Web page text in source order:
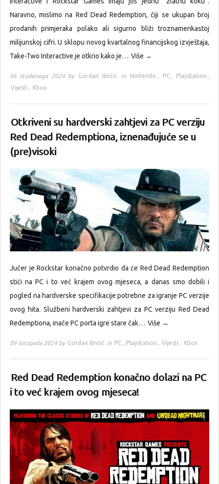
Naravno, mislimo na Red Dead Redemption, čiji se ukupan broj
prodanih primjeraka polako ali sigurno bliži troznamenkastoj
milijunskoj cifri. U sklopu novog kvartalnog financijskog izvještaja,
Take-Two Interactive je otkrio kako je… Više →
06 studenoga 2024 by Gordan Ilinčić in Nintendo , PC , Playstation ,
Vijesti , Xbox
Otkriveni su hardverski zahtjevi za PC verziju
Red Dead Redemptiona, iznenađujuće se u
(pre)visoki
Jučer je Rockstar konačno potvrdio da će Red Dead Redemption
stići na PC i to već krajem ovog mjeseca, a danas smo dobili i
pogled na hardverske specifikacije potrebne za igranje PC verzije
ovog hita. Službeni hardverski zahtjevi za PC verziju Red Dead
Redemptiona, inače PC porta igre stare čak… Više →
09 listopada 2024 by Gordan Ilinčić in PC , Playstation , Vijesti , Xbox
Red Dead Redemption konačno dolazi na PC
i to već krajem ovog mjeseca!